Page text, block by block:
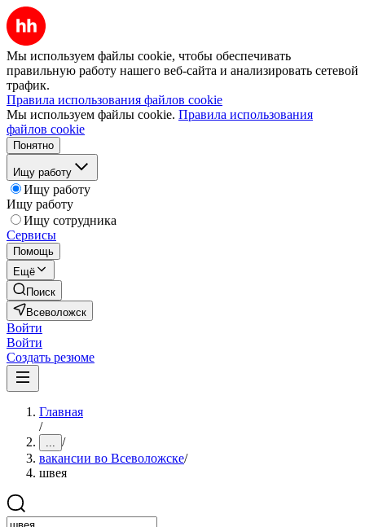
Мы используем файлы cookie, чтобы обеспечивать
правильную работу нашего веб-сайта и анализировать сетевой
трафик.
Правила использования файлов cookie
Мы используем файлы cookie. Правила использования
файлов cookie
Понятно
Ищу работу
Ищу работу
Ищу работу
Ищу сотрудника
Сервисы
Помощь
Ещё
Поиск
Всеволожск
Войти
Войти
Создать резюме
Главная
/
... /
вакансии во Всеволожске/
швея